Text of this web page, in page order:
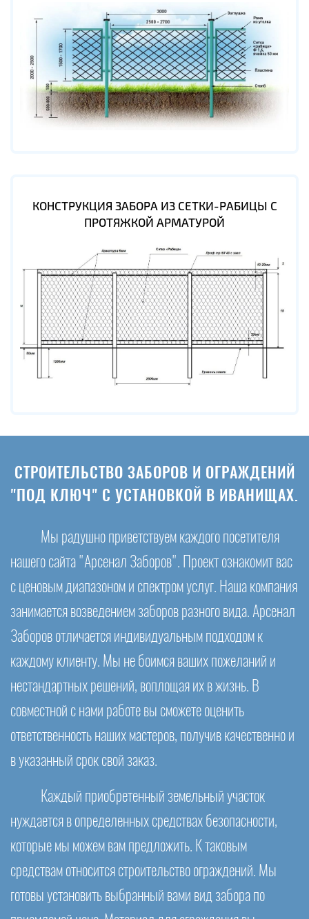
КОНСТРУКЦИЯ ЗАБОРА ИЗ СЕТКИ-РАБИЦЫ С
ПРОТЯЖКОЙ АРМАТУРОЙ
СТРОИТЕЛЬСТВО ЗАБОРОВ И ОГРАЖДЕНИЙ
"ПОД КЛЮЧ" С УСТАНОВКОЙ В ИВАНИЩАХ.
Мы радушно приветствуем каждого посетителя
нашего сайта "Арсенал Заборов". Проект ознакомит вас
с ценовым диапазоном и спектром услуг. Наша компания
занимается возведением заборов разного вида. Арсенал
Заборов отличается индивидуальным подходом к
каждому клиенту. Мы не боимся ваших пожеланий и
нестандартных решений, воплощая их в жизнь. В
совместной с нами работе вы сможете оценить
ответственность наших мастеров, получив качественно и
в указанный срок свой заказ.
Каждый приобретенный земельный участок
нуждается в определенных средствах безопасности,
которые мы можем вам предложить. К таковым
средствам относится строительство ограждений. Мы
готовы установить выбранный вами вид забора по